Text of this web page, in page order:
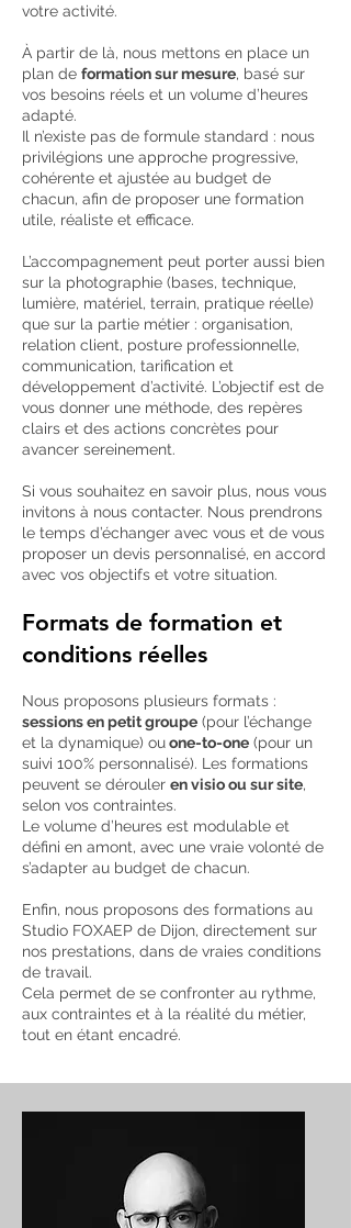
votre activité.
À partir de là, nous mettons en place un
plan de formation sur mesure, basé sur
vos besoins réels et un volume d’heures
adapté.
Il n’existe pas de formule standard : nous
privilégions une approche progressive,
cohérente et ajustée au budget de
chacun, afin de proposer une formation
utile, réaliste et efficace.
L’accompagnement peut porter aussi bien
sur la photographie (bases, technique,
lumière, matériel, terrain, pratique réelle)
que sur la partie métier : organisation,
relation client, posture professionnelle,
communication, tarification et
développement d’activité. L’objectif est de
vous donner une méthode, des repères
clairs et des actions concrètes pour
avancer sereinement.
Si vous souhaitez en savoir plus, nous vous
invitons à nous contacter. Nous prendrons
le temps d’échanger avec vous et de vous
proposer un devis personnalisé, en accord
avec vos objectifs et votre situation.
Formats de formation et
conditions réelles
Nous proposons plusieurs formats :
sessions en petit groupe (pour l’échange
et la dynamique) ouone-to-one (pour un
suivi 100% personnalisé). Les formations
peuvent se dérouler en visio ou sur site,
selon vos contraintes.
Le volume d’heures est modulable et
défini en amont, avec une vraie volonté de
s’adapter au budget de chacun.
Enfin, nous proposons des formations au
Studio FOXAEP de Dijon, directement sur
nos prestations, dans de vraies conditions
de travail.
Cela permet de se confronter au rythme,
aux contraintes et à la réalité du métier,
tout en étant encadré.